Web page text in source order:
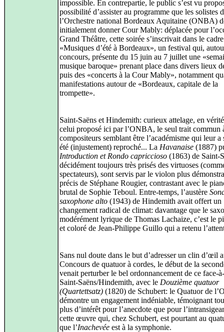
impossible. En contrepartie, le public s’est vu
possibilité d’assister au programme que les solistes
l’Orchestre national Bordeaux Aquitaine (ONBA)
initialement donner Cour Mably: déplacée pour
Grand Théâtre, cette soirée s’inscrivait dans le
«Musiques d’été à Bordeaux», un festival qui,
concours, présente du 15 juin au 7 juillet une
musique baroque» prenant place dans divers lieux
puis des «concerts à la Cour Mably», notamment
manifestations autour de «Bordeaux, capitale de la
trompette».
Saint-Saëns et Hindemith: curieux attelage, en
celui proposé ici par l’ONBA, le seul trait commun
compositeurs semblant être l’académisme qui leur a
été (injustement) reproché... La Havanaise (1887)
Introduction et Rondo capriccioso (1863) de Saint-
décidément toujours très prisés des virtuoses
spectateurs), sont servis par le violon plus
précis de Stéphane Rougier, contrastant avec le
brutal de Sophie Teboul. Entre-temps, l’austère
saxophone alto (1943) de Hindemith avait offert un
changement radical de climat: davantage que le
modérément lyrique de Thomas Lachaize, c’est le
et coloré de Jean-Philippe Guillo qui a retenu
Sans nul doute dans le but d’adresser un clin d’œil
Concours de quatuor à cordes, le début de la
venait perturber le bel ordonnancement de ce face-
Saint-Saëns/Hindemith, avec le Douzième quatuor
(Quartettsatz) (1820) de Schubert: le Quatuor de
démontre un engagement indéniable, témoignant
plus d’intérêt pour l’anecdote que pour
cette œuvre qui, chez Schubert, est pourtant au
que l’Inachevée est à la symphonie.